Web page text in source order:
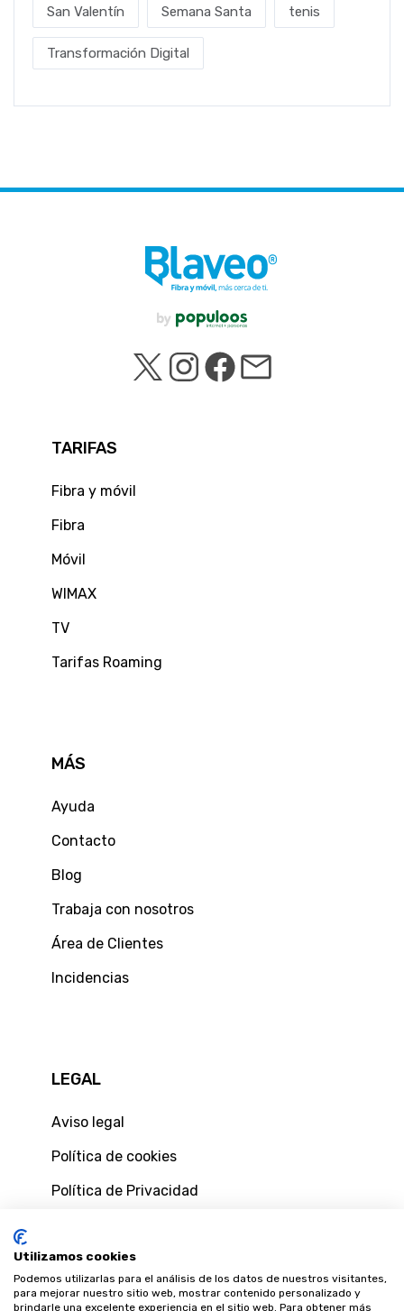
San Valentín Semana Santa tenis
Transformación Digital
TARIFAS
Fibra y móvil
Fibra
Móvil
WIMAX
TV
Tarifas Roaming
MÁS
Ayuda
Contacto
Blog
Trabaja con nosotros
Área de Clientes
Incidencias
LEGAL
Aviso legal
Política de cookies
Política de Privacidad
Condiciones generales de contratación
Condiciones y formulario de desestimiento
Utilizamos cookies
Podemos utilizarlas para el análisis de los datos de nuestros visitantes,
para mejorar nuestro sitio web, mostrar contenido personalizado y
brindarle una excelente experiencia en el sitio web. Para obtener más